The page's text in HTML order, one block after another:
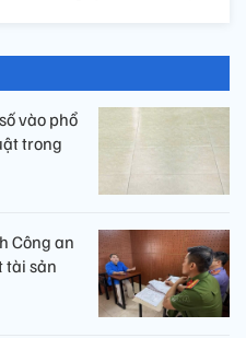
vào phổ
trong
Công an
tài sản